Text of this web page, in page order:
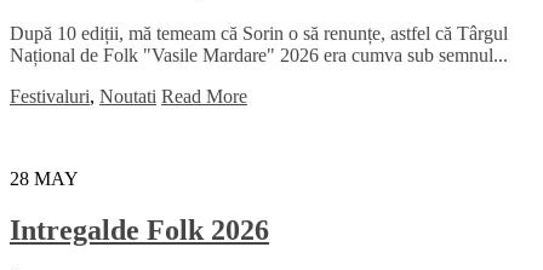
După 10 ediții, mă temeam că Sorin o să renunțe, astfel că Târgul
Național de Folk "Vasile Mardare" 2026 era cumva sub semnul...
Festivaluri, Noutati Read More
28 MAY
Intregalde Folk 2026